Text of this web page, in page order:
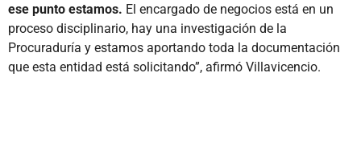
ese punto estamos. El encargado de negocios está en un
proceso disciplinario, hay una investigación de la
Procuraduría y estamos aportando toda la documentación
que esta entidad está solicitando”, afirmó Villavicencio.